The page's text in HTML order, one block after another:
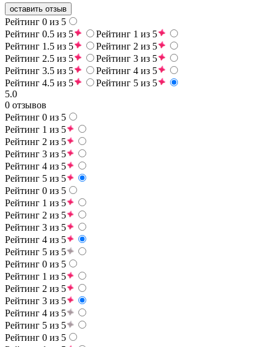
оставить отзыв
Рейтинг 0 из 5
Рейтинг 0.5 из 5
Рейтинг 1 из 5
Рейтинг 1.5 из 5
Рейтинг 2 из 5
Рейтинг 2.5 из 5
Рейтинг 3 из 5
Рейтинг 3.5 из 5
Рейтинг 4 из 5
Рейтинг 4.5 из 5
Рейтинг 5 из 5
5.0
0 отзывов
Рейтинг 0 из 5
Рейтинг 1 из 5
Рейтинг 2 из 5
Рейтинг 3 из 5
Рейтинг 4 из 5
Рейтинг 5 из 5
Рейтинг 0 из 5
Рейтинг 1 из 5
Рейтинг 2 из 5
Рейтинг 3 из 5
Рейтинг 4 из 5
Рейтинг 5 из 5
Рейтинг 0 из 5
Рейтинг 1 из 5
Рейтинг 2 из 5
Рейтинг 3 из 5
Рейтинг 4 из 5
Рейтинг 5 из 5
Рейтинг 0 из 5